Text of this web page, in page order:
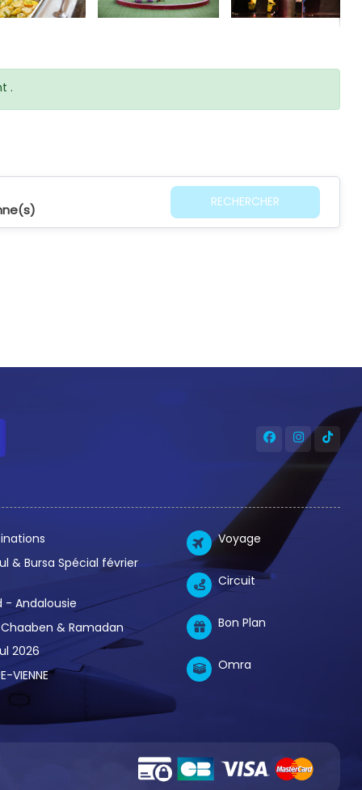
.
RECHERCHER
& Bursa Spécial février
- Andalousie
& Ramadan
2026
VIENNE
Voyage
Circuit
Bon Plan
Omra